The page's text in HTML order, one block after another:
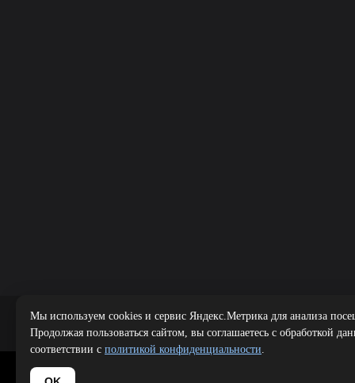
Мы используем cookies и сервис Яндекс.Метрика для анализа
Продолжая пользоваться сайтом, вы соглашаетесь с обработкой
соответствии с политикой конфиденциальности.
Публичная оферта|Политика